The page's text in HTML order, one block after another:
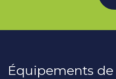
Équipements